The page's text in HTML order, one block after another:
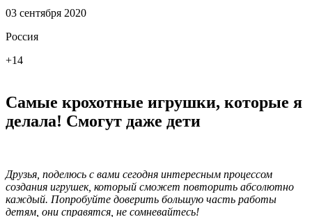
03 сентября 2020
Россия
+14
Самые крохотные игрушки, которые я
делала! Смогут даже дети
Друзья, поделюсь с вами сегодня интересным процессом
создания игрушек, который сможет повторить абсолютно
каждый. Попробуйте доверить большую часть работы
детям, они справятся, не сомневайтесь!